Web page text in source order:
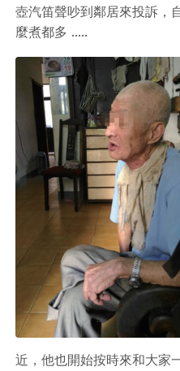
壺汽笛聲吵到鄰居來投訴，
麼煮都多 .....
近，他也開始按時來和大家